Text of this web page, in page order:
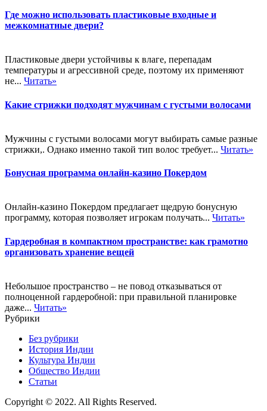
Где можно использовать пластиковые входные и
межкомнатные двери?
Пластиковые двери устойчивы к влаге, перепадам
температуры и агрессивной среде, поэтому их применяют
не... Читать»
Какие стрижки подходят мужчинам с густыми волосами
Мужчины с густыми волосами могут выбирать самые разные
стрижки,. Однако именно такой тип волос требует... Читать»
Бонусная программа онлайн-казино Покердом
Онлайн-казино Покердом предлагает щедрую бонусную
программу, которая позволяет игрокам получать... Читать»
Гардеробная в компактном пространстве: как грамотно
организовать хранение вещей
Небольшое пространство – не повод отказываться от
полноценной гардеробной: при правильной планировке
даже... Читать»
Рубрики
Без рубрики
История Индии
Культура Индии
Общество Индии
Статьи
Copyright © 2022. All Rights Reserved.